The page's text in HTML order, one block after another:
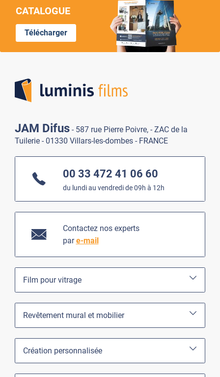
CATALOGUE
Télécharger
JAM Difus - 587 rue Pierre Poivre, - ZAC de la
Tuilerie - 01330 Villars-les-dombes - FRANCE
00 33 472 41 06 60
du lundi au vendredi de 09h à 12h
Contactez nos experts
pare-mail
Film pour vitrage
Revêtement mural et mobilier
Création personnalisée